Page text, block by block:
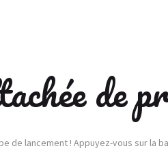
de
de lancement ! Appuyez-vous sur la